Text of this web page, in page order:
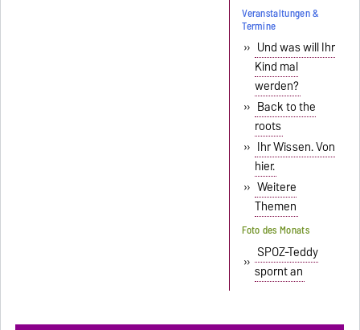
Veranstaltungen &
Termine
» Und was will Ihr
Kind mal
werden?
» Back to the
roots
» Ihr Wissen. Von
hier.
» Weitere
Themen
Foto des Monats
» SPOZ-Teddy
spornt an